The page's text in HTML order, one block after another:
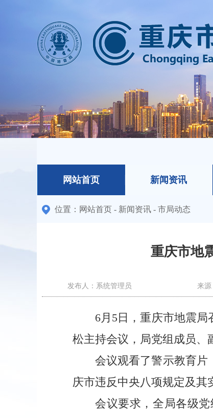
网站首页 新闻资讯
位置： 网站首页 - 新闻资讯 - 市局动态
重庆市地
发布人：系统管理员 来
6月5日，重庆市地震
松主持会议，局党组成员、
会议观看了警示教育片
庆市违反中央八项规定及其
会议要求，全局各级